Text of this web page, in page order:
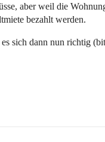
aber weil die
bezahlt werden.
sich dann nun richtig